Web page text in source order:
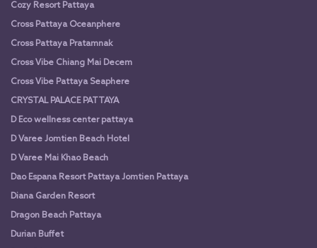
Cozy Resort Pattaya
Cross Pattaya Oceanphere
Cross Pattaya Pratamnak
Cross Vibe Chiang Mai Decem
Cross Vibe Pattaya Seaphere
CRYSTAL PALACE PATTAYA
D Eco wellness center pattaya
D Varee Jomtien Beach Hotel
D Varee Mai Khao Beach
Dao Espana Resort Pattaya Jomtien Pattaya
Diana Garden Resort
Dragon Beach Pattaya
Durian Buffet